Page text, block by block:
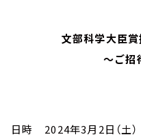
文部科学大臣
～ご招
日時 2024年3月2日（土）